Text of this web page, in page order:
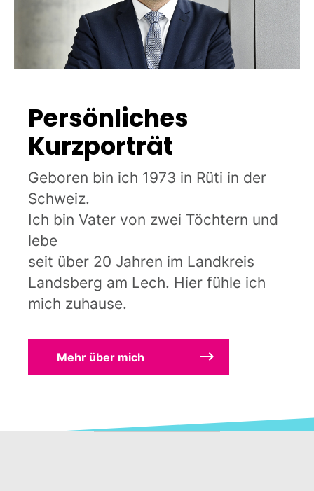
Persönliches
Kurzporträt
Geboren bin ich 1973 in Rüti in der
Schweiz.
Ich bin Vater von zwei Töchtern und
lebe
seit über 20 Jahren im Landkreis
Landsberg am Lech. Hier fühle ich
mich zuhause.
Mehr über mich